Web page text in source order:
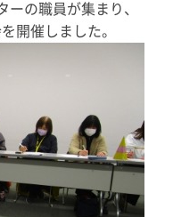
ーの職員が集まり、
開催しました。